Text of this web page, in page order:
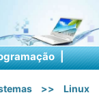
|
>> Linux